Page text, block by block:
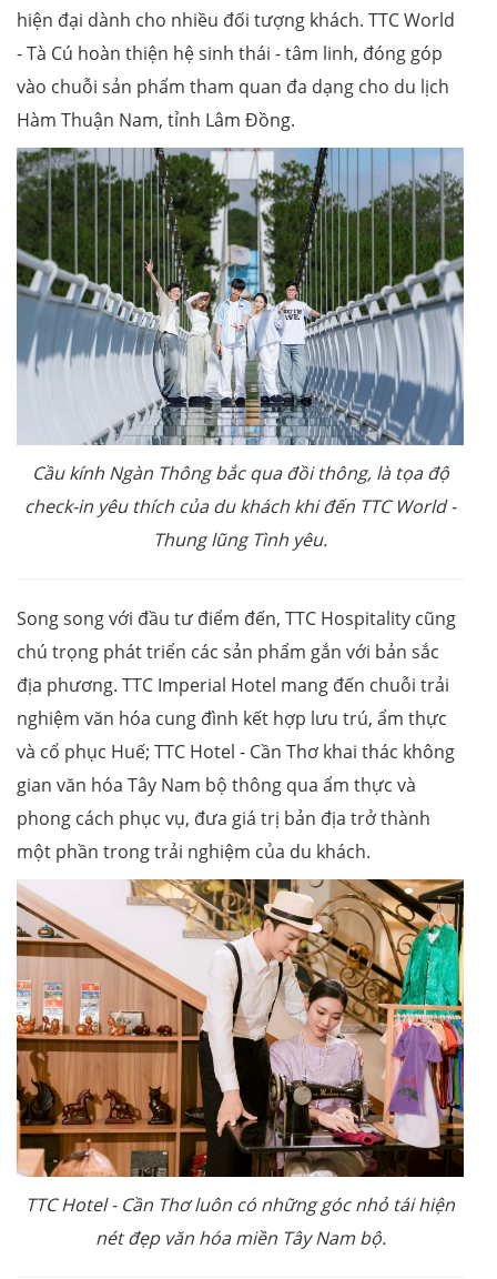
hiện đại dành cho nhiều đối tượng khách. TTC World
- Tà Cú hoàn thiện hệ sinh thái - tâm linh, đóng góp
vào chuỗi sản phẩm tham quan đa dạng cho du lịch
Hàm Thuận Nam, tỉnh Lâm Đồng.
Cầu kính Ngàn Thông bắc qua đồi thông, là tọa độ
check-in yêu thích của du khách khi đến TTC World-
Thung lũng Tình yêu.
Song song với đầu tư điểm đến, TTC Hospitality cũng
chú trọng phát triển các sản phẩm gắn với bản sắc
địa phương. TTC Imperial Hotel mang đến chuỗi trải
nghiệm văn hóa cung đình kết hợp lưu trú, ẩm thực
và cổ phục Huế; TTC Hotel - Cần Thơ khai thác không
gian văn hóa Tây Nam bộ thông qua ẩm thực và
phong cách phục vụ, đưa giá trị bản địa trở thành
một phần trong trải nghiệm của du khách.
TTC Hotel-Cần Thơ luôn có những góc nhỏ tái hiện
nét đẹp văn hóa miền Tây Nam bộ.